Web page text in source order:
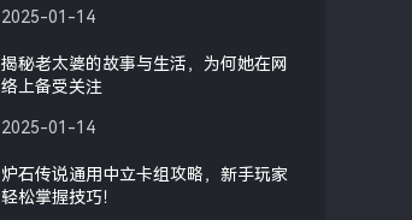
2025-01-14
揭秘老太婆的故事与生活，为何她在网
络上备受关注
2025-01-14
炉石传说通用中立卡组攻略，新手玩家
轻松掌握技巧！